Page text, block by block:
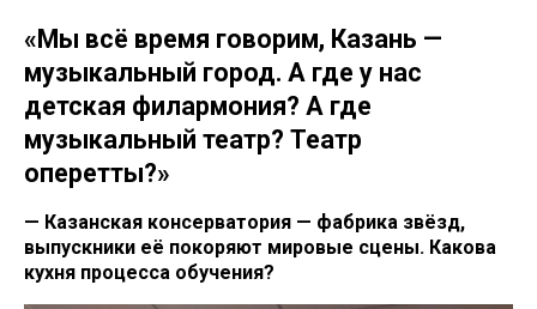
«Мы всё время говорим, Казань —
музыкальный город. А где у нас
детская филармония? А где
музыкальный театр? Театр
оперетты?»
— Казанская консерватория — фабрика звёзд,
выпускники её покоряют мировые сцены. Какова
кухня процесса обучения?